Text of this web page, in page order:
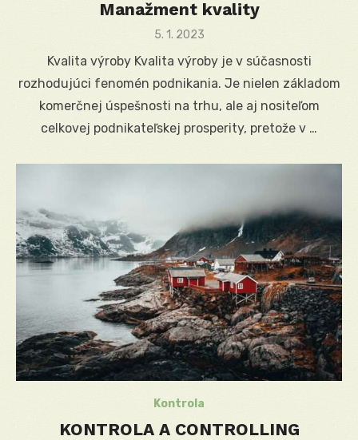
Manažment kvality
Posted
5. 1. 2023
Kvalita výroby Kvalita výroby je v súčasnosti
rozhodujúci fenomén podnikania. Je nielen základom
komerčnej úspešnosti na trhu, ale aj nositeľom
celkovej podnikateľskej prosperity, pretože v …
Kontrola
KONTROLA A CONTROLLING